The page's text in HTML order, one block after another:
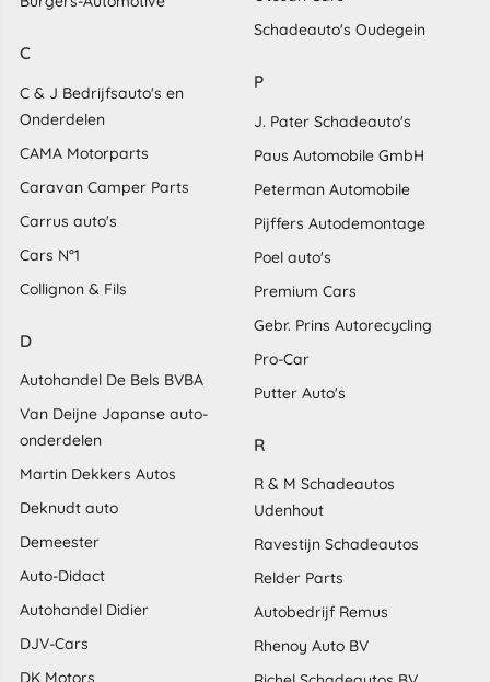
C
C & J Bedrijfsauto's en
Onderdelen
CAMA Motorparts
Caravan Camper Parts
Carrus auto's
Cars N°1
Collignon & Fils
D
Autohandel De Bels BVBA
Van Deijne Japanse auto-
onderdelen
Martin Dekkers Autos
Deknudt auto
Demeester
Auto-Didact
Autohandel Didier
DJV-Cars
DK Motors
Schadeauto's Oudegein
P
J. Pater Schadeauto's
Paus Automobile GmbH
Peterman Automobile
Pijffers Autodemontage
Poel auto's
Premium Cars
Gebr. Prins Autorecycling
Pro-Car
Putter Auto's
R
R & M Schadeautos
Udenhout
Ravestijn Schadeautos
Relder Parts
Autobedrijf Remus
Rhenoy Auto BV